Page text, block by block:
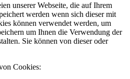
unserer Webseite, die auf Ihrem
werden wenn sich dieser mit
können verwendet werden, um
um Ihnen die Verwendung der
Sie können von dieser oder
Cookies: